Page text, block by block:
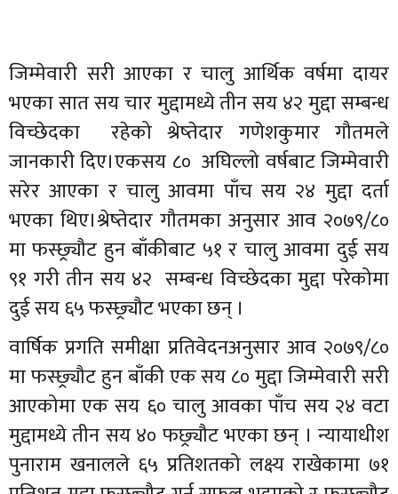
जिम्मेवारी सरी आएका र चालु आर्थिक वर्षमा दायर
भएका सात सय चार मुद्दामध्ये तीन सय ४२ मुद्दा सम्बन्ध
विच्छेदका रहेको श्रेष्तेदार गणेशकुमार गौतमले
जानकारी दिए।एकसय ८० अघिल्लो वर्षबाट जिम्मेवारी
सरेर आएका र चालु आवमा पाँच सय २४ मुद्दा दर्ता
भएका थिए।श्रेष्तेदार गौतमका अनुसार आव २०७९/८०
मा फस्छ्र्यौट हुन बाँकीबाट ५१ र चालु आवमा दुई सय
९१ गरी तीन सय ४२ सम्बन्ध विच्छेदका मुद्दा परेकोमा
दुई सय ६५ फस्छ्र्यौट भएका छन् ।
वार्षिक प्रगति समीक्षा प्रतिवेदनअनुसार आव २०७९/८०
मा फस्छ्र्यौट हुन बाँकी एक सय ८० मुद्दा जिम्मेवारी सरी
आएकोमा एक सय ६० चालु आवका पाँच सय २४ वटा
मुद्दामध्ये तीन सय ४० फछ्र्यौट भएका छन् । न्यायाधीश
पुनाराम खनालले ६५ प्रतिशतको लक्ष्य राखेकामा ७१